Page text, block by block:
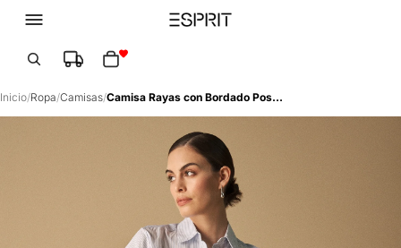
Inicio/Ropa/Camisas/ Camisa Rayas con Bordado Posterior - Blanco